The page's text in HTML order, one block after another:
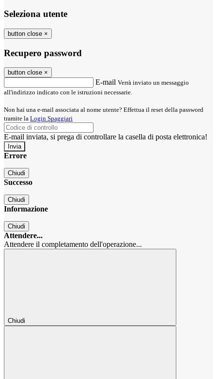
Seleziona utente
button close ×
Recupero password
button close ×
E-mail Verrà inviato un messaggio
all'indirizzo indicato con le istruzioni necessarie.
Non hai una e-mail associata al nome utente? Effettua il reset della password
tramite la Login Spaggiari
E-mail inviata, si prega di controllare la casella di posta elettronica!
Errore
Chiudi
Successo
Chiudi
Informazione
Chiudi
Attendere...
Attendere il completamento dell'operazione...
Chiudi